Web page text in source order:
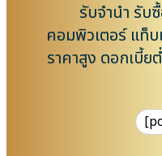
รับจำนำ รับ
คอมพิวเตอร์ แท็
ราคาสูง ดอกเบี้ย